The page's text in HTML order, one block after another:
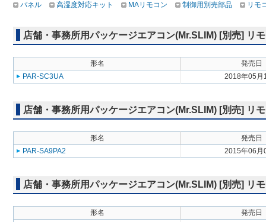
パネル
高湿度対応キット MAリモコン 制御用別売部品 リモ
店舗・事務所用パッケージエアコン(Mr.SLIM) [別売] リ
形名
発売日
PAR-SC3UA
2018年05月
店舗・事務所用パッケージエアコン(Mr.SLIM) [別売] リ
形名
発売日
PAR-SA9PA2
2015年06月
店舗・事務所用パッケージエアコン(Mr.SLIM) [別売] リ
形名
発売日